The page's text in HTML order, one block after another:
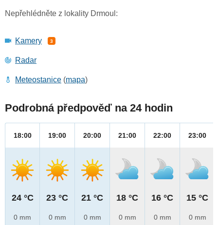
Nepřehlédněte z lokality Drmoul:
Kamery 3
Radar
Meteostanice (mapa)
Podrobná předpověď na 24 hodin
18:00
24 °C
0 mm
19:00
23 °C
0 mm
20:00
21 °C
0 mm
21:00
18 °C
0 mm
22:00
16 °C
0 mm
23:00
15 °C
0 mm